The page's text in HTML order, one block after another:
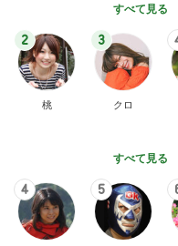
すべて見る
2
桃
3
クロ
すべて見る
4 5